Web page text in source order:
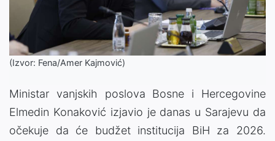
(Izvor: Fena/Amer Kajmović)
Ministar vanjskih poslova Bosne i Hercegovine
Elmedin Konaković izjavio je danas u Sarajevu da
očekuje da će budžet institucija BiH za 2026.